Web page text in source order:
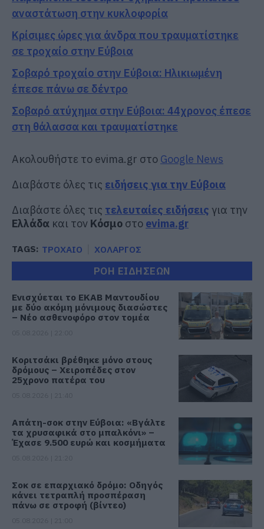
αναστάτωση στην κυκλοφορία
Κρίσιμες ώρες για άνδρα που τραυματίστηκε
σε τροχαίο στην Εύβοια
Σοβαρό τροχαίο στην Εύβοια: Ηλικιωμένη
έπεσε πάνω σε δέντρο
Σοβαρό ατύχημα στην Εύβοια: 44χρονος έπεσε
στη θάλασσα και τραυματίστηκε
Ακολουθήστε το evima.gr στο Google News
Διαβάστε όλες τις ειδήσεις για την Εύβοια
Διαβάστε όλες τις τελευταίες ειδήσεις για την
Ελλάδα και τον Κόσμο στο evima.gr
TAGS: ΤΡΟΧΑΙΟ ΧΟΛΑΡΓΟΣ
ΡΟΗ ΕΙΔΗΣΕΩΝ
Ενισχύεται το ΕΚΑΒ Μαντουδίου
με δύο ακόμη μόνιμους διασώστες
– Νέο ασθενοφόρο στον τομέα
Κοριτσάκι βρέθηκε μόνο στους
δρόμους – Χειροπέδες στον
25χρονο πατέρα του
Απάτη-σοκ στην Εύβοια: «Βγάλτε
τα χρυσαφικά στο μπαλκόνι» –
Έχασε 9.500 ευρώ και κοσμήματα
Σοκ σε επαρχιακό δρόμο: Οδηγός
κάνει τετραπλή προσπέραση
πάνω σε στροφή (βίντεο)